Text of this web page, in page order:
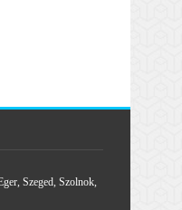
, Szeged, Szolnok,